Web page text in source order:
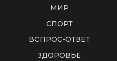
МИР
СПОРТ
ВОПРОС-ОТВЕТ
ЗДОРОВЬЕ